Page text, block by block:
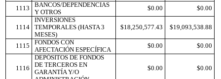
1113
BANCOS/DEPENDENCIAS
Y OTROS
$0.00 $0.00
1114
INVERSIONES
TEMPORALES (HASTA 3
MESES)
$18,250,577.43 $19,093,538.88
1115
FONDOS CON
AFECTACIÓN ESPECÍFICA
$0.00 $0.00
1116
DEPÓSITOS DE FONDOS
DE TERCEROS EN
GARANTÍA Y/O
$0.00 $0.00